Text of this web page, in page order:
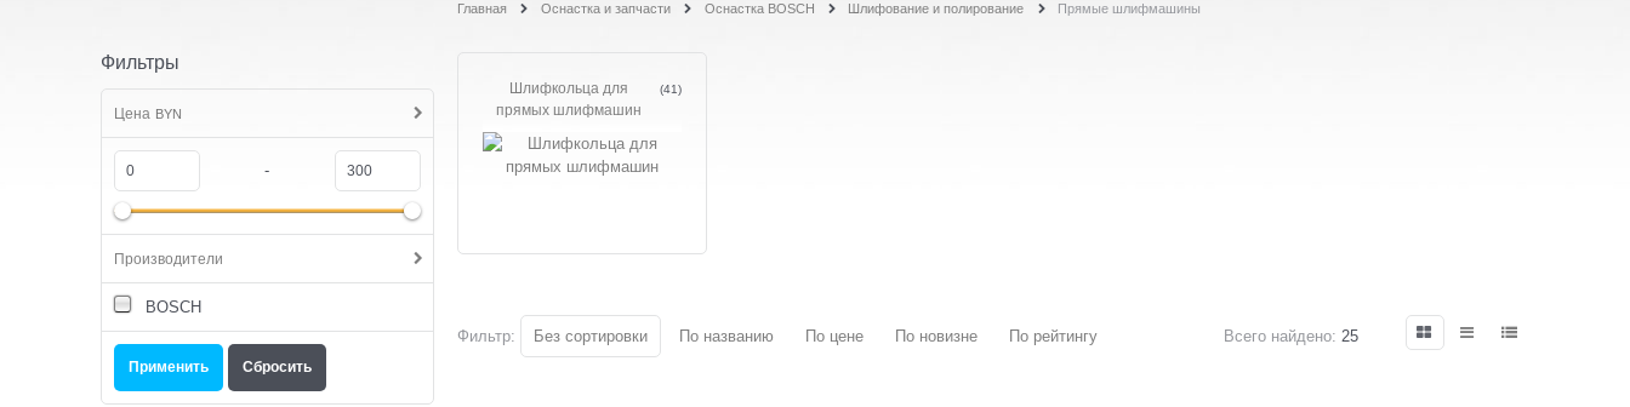
Фильтры
Цена BYN
-
Производители
BOSCH
Главная Оснастка и запчасти Оснастка BOSCH Шлифование и полирование Прямые шлифмашины
Шлифкольца для
прямых шлифмашин
(41)
Фильтр: Без сортировки По названию По цене По новизне По рейтингу Всего найдено: 25